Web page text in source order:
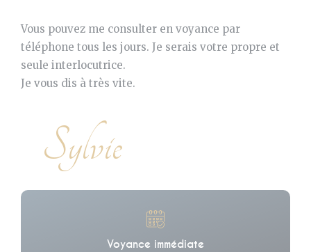
Vous pouvez me consulter en voyance par
téléphone tous les jours. Je serais votre propre et
seule interlocutrice.
Je vous dis à très vite.
Sylvie
Voyance immédiate